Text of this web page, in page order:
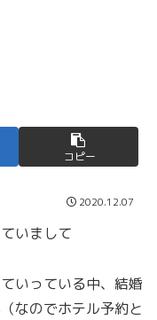
コピー
2020.12.07
いまして
いっている中、結婚
なのでホテル予約と